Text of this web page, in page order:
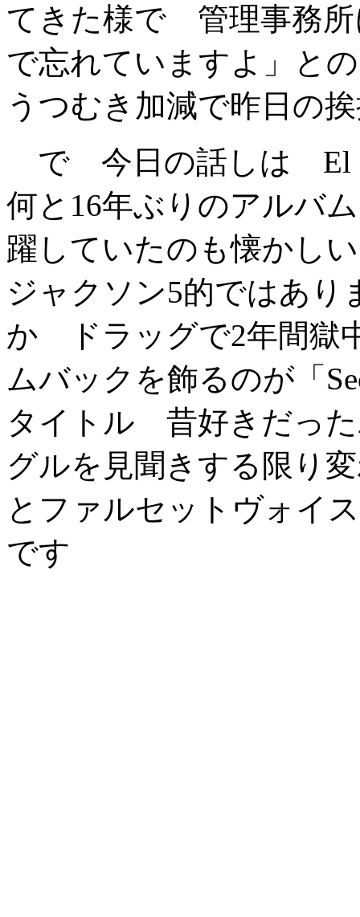
てきた様で 管理事務所
で忘れていますよ」
うつむき加減で昨日
で 今日の話しは El
何と16年ぶりのアルバ
躍していたのも懐かし
ジャクソン5的ではあり
か ドラッグで2年間獄
ムバックを飾るのが「
タイトル 昔好きだっ
グルを見聞きする限り
とファルセットヴォイ
です